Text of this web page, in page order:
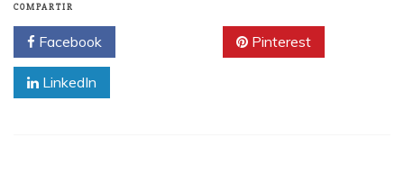
COMPARTIR
Facebook Pinterest
LinkedIn